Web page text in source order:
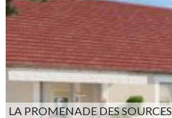
LA PROMENADE DES SOURCES